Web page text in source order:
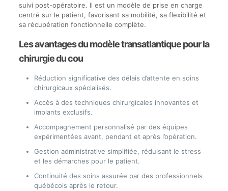
suivi post-opératoire. Il est un modèle de prise en charge
centré sur le patient, favorisant sa mobilité, sa flexibilité et
sa récupération fonctionnelle complète.
Les avantages du modèle transatlantique pour la
chirurgie du cou
Réduction significative des délais d’attente en soins
chirurgicaux spécialisés.
Accès à des techniques chirurgicales innovantes et
implants exclusifs.
Accompagnement personnalisé par des équipes
expérimentées avant, pendant et après l’opération.
Gestion administrative simplifiée, réduisant le stress
et les démarches pour le patient.
Continuité des soins assurée par des professionnels
québécois après le retour.